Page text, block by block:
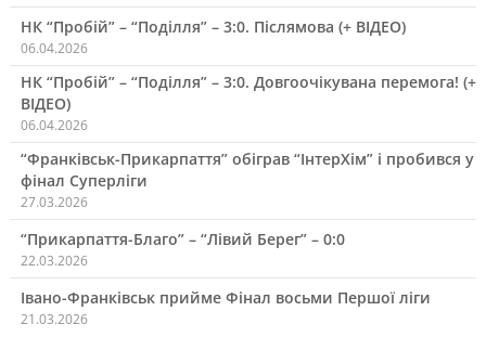
НК “Пробій” – “Поділля” – 3:0. Післямова (+ ВІДЕО)
06.04.2026
НК “Пробій” – “Поділля” – 3:0. Довгоочікувана перемога! (+
ВІДЕО)
06.04.2026
“Франківськ-Прикарпаття” обіграв “ІнтерХім” і пробився у
фінал Суперліги
27.03.2026
“Прикарпаття-Благо” – “Лівий Берег” – 0:0
22.03.2026
Івано-Франківськ прийме Фінал восьми Першої ліги
21.03.2026